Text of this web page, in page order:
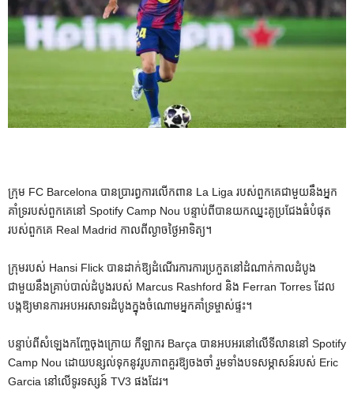
ក្រុម FC Barcelona បាន​ប្រារព្ធ​ការ​លើក​ពាន La Liga របស់​ពួក​គេ​ជាមួយ​នឹង​អ្នក​
គាំទ្រ​របស់​ពួក​គេ​នៅ Spotify Camp Nou បន្ទាប់​ពី​បាន​យក​ឈ្នះ​គូ​ប្រជែង​ធំ​បំផុត​
របស់​ពួក​គេ Real Madrid កាល​ពី​ល្ងាច​ថ្ងៃ​អាទិត្យ។
ក្រុមរបស់ Hansi Flick បានដាក់ឱ្យដំណើរការការប្រកួតនៅដំណាក់កាលដំបូង
ជាមួយនឹងគ្រាប់បាល់ដំបូងរបស់ Marcus Rashford និង Ferran Torres ដែល
បង្កឱ្យមានការអបអរសាទរដំបូងក្នុងចំណោមអ្នកគាំទ្រម្ចាស់ផ្ទះ។
បន្ទាប់ពីសំឡេងកញ្ចែចុងក្រោយ កីឡាករ Barça បានអបអរនៅលើទីលាននៅ Spotify
Camp Nou ដោយបន្សល់ទុកនូវរូបភាពគួរឱ្យចងចាំ រួមទាំងបទសម្ភាសន៍របស់ Eric
Garcia នៅលើទូរទស្សន៍ TV3 ផងដែរ។